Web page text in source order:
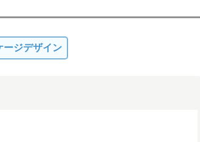
ージデザイン